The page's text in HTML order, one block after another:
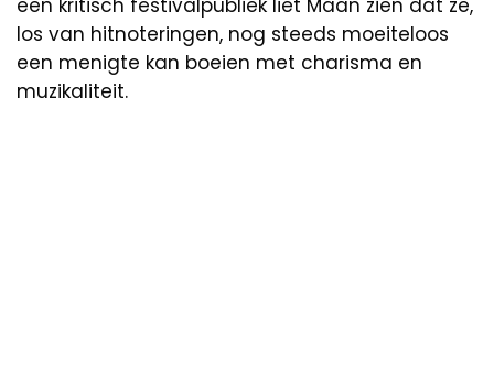
een kritisch festivalpubliek liet Maan zien dat ze,
los van hitnoteringen, nog steeds moeiteloos
een menigte kan boeien met charisma en
muzikaliteit.